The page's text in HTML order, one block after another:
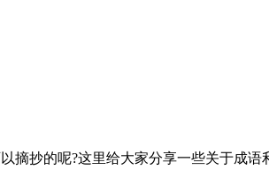
抄的呢?这里给大家分享一些关于成语